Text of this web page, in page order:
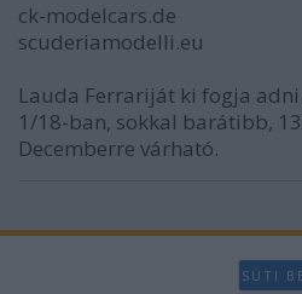
ck-modelcars.de
scuderiamodelli.eu
Lauda Ferrariját ki fogja
1/18-ban, sokkal barátibb,
Decemberre várható.
SÜTI